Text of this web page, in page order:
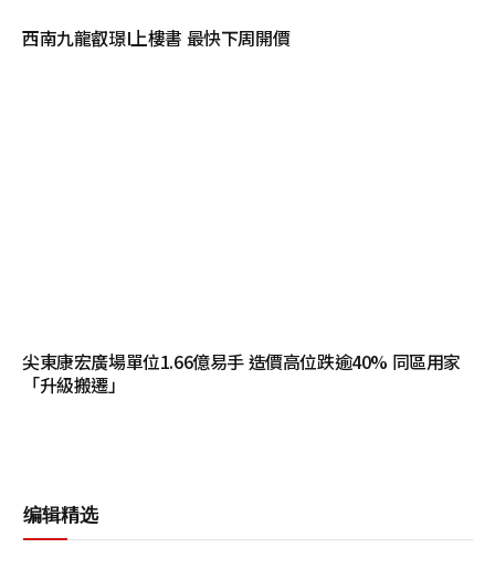
西南九龍叡璟I上樓書 最快下周開價
尖東康宏廣場單位1.66億易手 造價高位跌逾40% 同區用家
「升級搬遷」
编辑精选